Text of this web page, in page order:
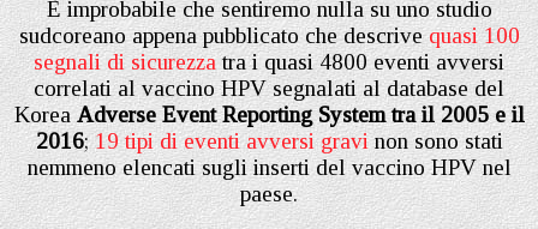
È improbabile che sentiremo nulla su uno studio
sudcoreano appena pubblicato che descrivequasi 100
segnali di sicurezzatra i quasi 4800 eventi avversi
correlati al vaccino HPV segnalati al database del
KoreaAdverse Event Reporting System tra il 2005 e il
2016;19 tipi di eventi avversi gravinon sono stati
nemmeno elencati sugli inserti del vaccino HPV nel
paese.